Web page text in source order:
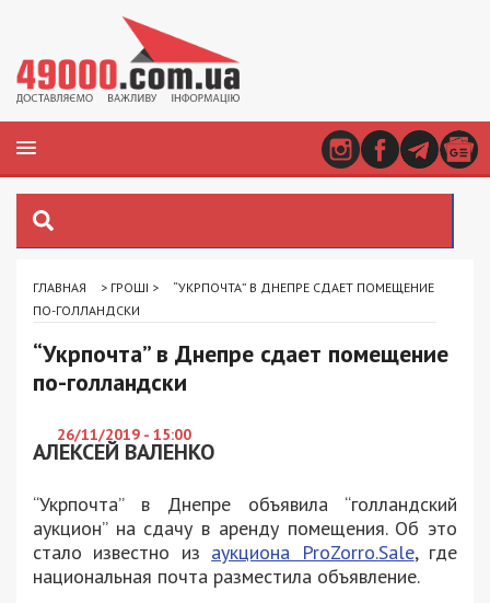
ГЛАВНАЯ > ГРОШІ >
“УКРПОЧТА” В ДНЕПРЕ СДАЕТ ПОМЕЩЕНИЕ
ПО-ГОЛЛАНДСКИ
“Укрпочта” в Днепре сдает помещение
по-голландски
26/11/2019 - 15:00
АЛЕКСЕЙ ВАЛЕНКО
“Укрпочта” в Днепре объявила “голландский
аукцион” на сдачу в аренду помещения. Об это
стало известно из аукциона ProZorro.Sale, где
национальная почта разместила объявление.